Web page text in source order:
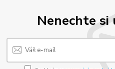
Nenechte